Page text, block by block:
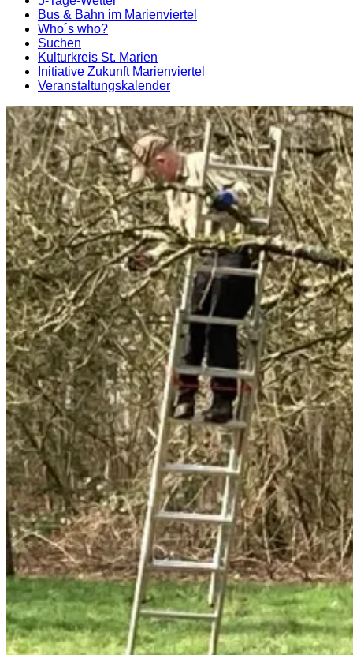
Bus & Bahn im Marienviertel
Who´s who?
Suchen
Kulturkreis St. Marien
Initiative Zukunft Marienviertel
Veranstaltungskalender